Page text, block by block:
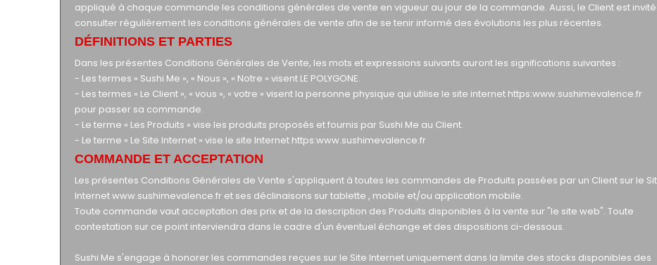
appliqué à chaque commande les conditions générales de vente en vigueur au jour de la commande. Aussi, le Client est
consulter régulièrement les conditions générales de vente afin de se tenir informé des évolutions les plus récentes.
DÉFINITIONS ET PARTIES
Dans les présentes Conditions Générales de Vente, les mots et expressions suivants auront les significations suivantes :
- Les termes « Sushi Me », « Nous », « Notre » visent LE POLYGONE.
- Les termes « Le Client », « vous », « votre » visent la personne physique qui utilise le site internet https:www.sushimevalence.fr
pour passer sa commande.
- Le terme « Les Produits » vise les produits proposés et fournis par Sushi Me au Client.
- Le terme « Le Site Internet » vise le site Internet https:www.sushimevalence.fr
COMMANDE ET ACCEPTATION
Les présentes Conditions Générales de Vente s'appliquent à toutes les commandes de Produits passées par un Client sur le
Internetwww.sushimevalence.fr et ses déclinaisons sur tablette , mobile et/ou application mobile.
Toute commande vaut acceptation des prix et de la description des Produits disponibles à la vente sur "le site web". Toute
contestation sur ce point interviendra dans le cadre d'un éventuel échange et des dispositions ci-dessous.
Sushi Me s'engage à honorer les commandes reçues sur le Site Internet uniquement dans la limite des stocks disponibles des